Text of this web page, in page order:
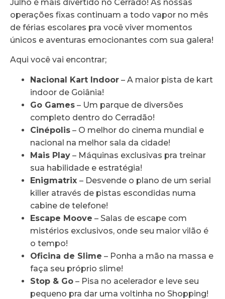
Julho é mais divertido no Cerrado! As nossas
operações fixas continuam a todo vapor no mês
de férias escolares pra você viver momentos
únicos e aventuras emocionantes com sua galera!
Aqui você vai encontrar;
Nacional Kart Indoor – A maior pista de kart
indoor de Goiânia!
Go Games – Um parque de diversões
completo dentro do Cerradão!
Cinépolis – O melhor do cinema mundial e
nacional na melhor sala da cidade!
Mais Play – Máquinas exclusivas pra treinar
sua habilidade e estratégia!
Enigmatrix – Desvende o plano de um serial
killer através de pistas escondidas numa
cabine de telefone!
Escape Moove – Salas de escape com
mistérios exclusivos, onde seu maior vilão é
o tempo!
Oficina de Slime – Ponha a mão na massa e
faça seu próprio slime!
Stop & Go – Pisa no acelerador e leve seu
pequeno pra dar uma voltinha no Shopping!